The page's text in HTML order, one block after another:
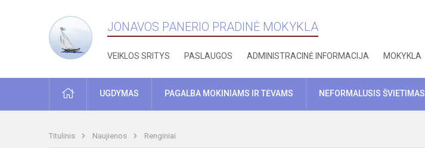
JONAVOS PANERIO PRADINĖ MOKYKLA
VEIKLOS SRITYS PASLAUGOS ADMINISTRACINĖ INFORMACIJA MOKYKLA
PRADŽIAUGDYMAS PAGALBA MOKINIAMS IR TĖVAMS NEFORMALUSIS ŠVIETIMAS
Titulinis Naujienos Renginiai